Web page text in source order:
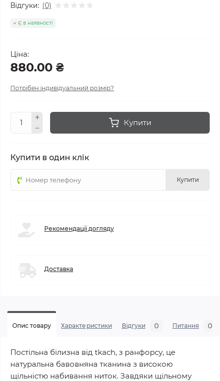
Відгуки: (0)
Є в наявності
Ціна:
880.00 ₴
Потрібен індивідуальний розмір?
Купити
Купити в один клік
Купити
Рекомендації догляду
Доставка
Опис товару Характеристики Відгуки 0 Питання 0
Постільна білизна від tkach, з ранфорсу, це
натуральна бавовняна тканина з високою
щільністю набивання ниток. Завдяки щільному